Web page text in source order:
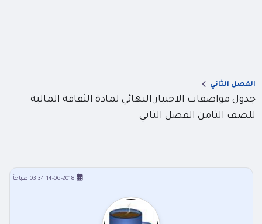
الفصل الثاني
جدول مواصفات الاختبار النهائي لمادة الثقافة المالية
للصف الثامن الفصل الثاني
14-06-2018 03:34 صباحاً